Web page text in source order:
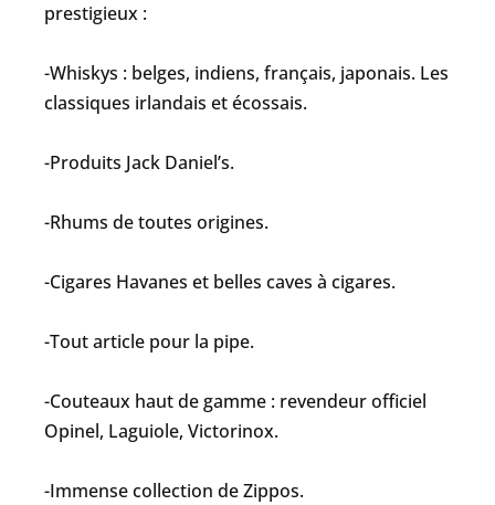
prestigieux :
-Whiskys : belges, indiens, français, japonais. Les
classiques irlandais et écossais.
-Produits Jack Daniel’s.
-Rhums de toutes origines.
-Cigares Havanes et belles caves à cigares.
-Tout article pour la pipe.
-Couteaux haut de gamme : revendeur officiel
Opinel, Laguiole, Victorinox.
-Immense collection de Zippos.